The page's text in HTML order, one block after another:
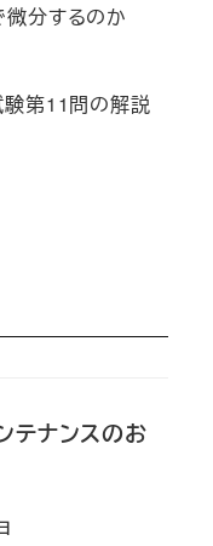
微分するのか
第11問の解説
テナンスのお